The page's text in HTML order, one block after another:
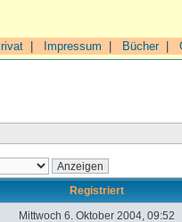
Impressum Bücher|
Registriert
Mittwoch 6. Oktober 2004, 09:52